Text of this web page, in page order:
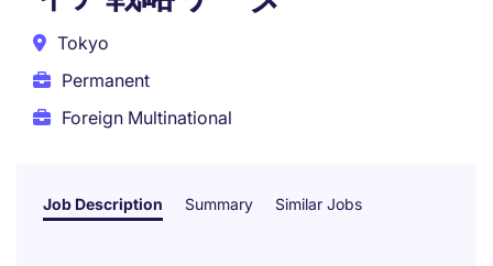
Tokyo
Permanent
Foreign Multinational
Job Description Summary Similar Jobs